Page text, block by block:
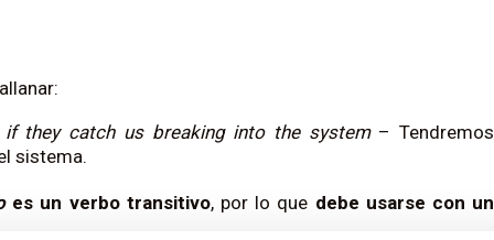
they catch us breaking into the system– Tendremos
sistema.
es un verbo transitivo, por lo que debe usarse con un